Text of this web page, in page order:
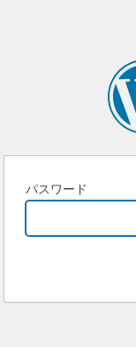
パスワード